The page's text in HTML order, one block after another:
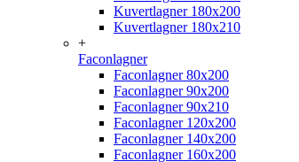
Kuvertlagner 180x200
Kuvertlagner 180x210
+
Faconlagner
Faconlagner 80x200
Faconlagner 90x200
Faconlagner 90x210
Faconlagner 120x200
Faconlagner 140x200
Faconlagner 160x200